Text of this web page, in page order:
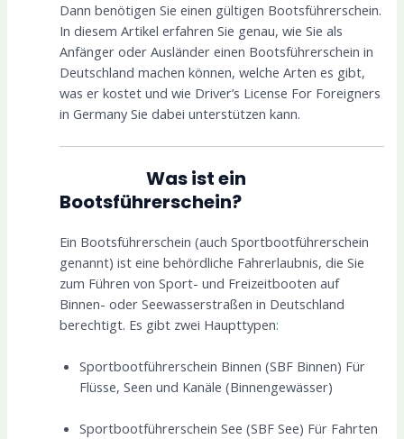
Dann benötigen Sie einen gültigen Bootsführerschein.
In diesem Artikel erfahren Sie genau, wie Sie als
Anfänger oder Ausländer einen Bootsführerschein in
Deutschland machen können, welche Arten es gibt,
was er kostet und wie Driver’s License For Foreigners
in Germany Sie dabei unterstützen kann.
Was ist ein
Bootsführerschein?
Ein Bootsführerschein (auch Sportbootführerschein
genannt) ist eine behördliche Fahrerlaubnis, die Sie
zum Führen von Sport- und Freizeitbooten auf
Binnen- oder Seewasserstraßen in Deutschland
berechtigt. Es gibt zwei Haupttypen:
Sportbootführerschein Binnen (SBF Binnen) Für
Flüsse, Seen und Kanäle (Binnengewässer)
Sportbootführerschein See (SBF See) Für Fahrten